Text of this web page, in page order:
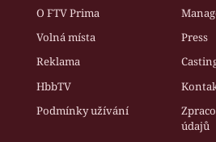
O FTV Prima
Volná místa
Press
Reklama
HbbTV
Podmínky užívání
údajů